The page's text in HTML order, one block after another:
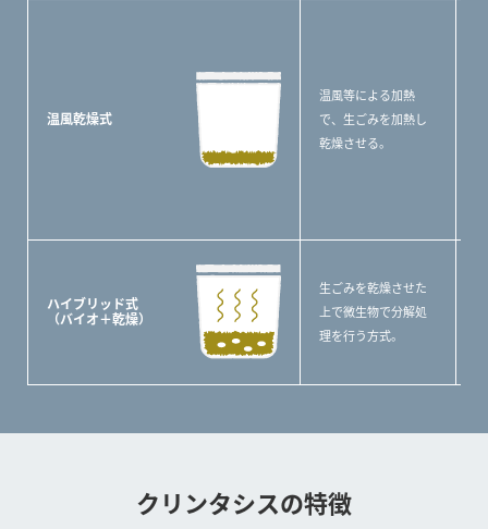
温風乾燥式
温風等による加熱
で、生ごみを加熱し
乾燥させる。
ハイブリッド式
（バイオ＋乾燥）
生ごみを乾燥させた
上で微生物で分解処
理を行う方式。
クリンタシスの特徴